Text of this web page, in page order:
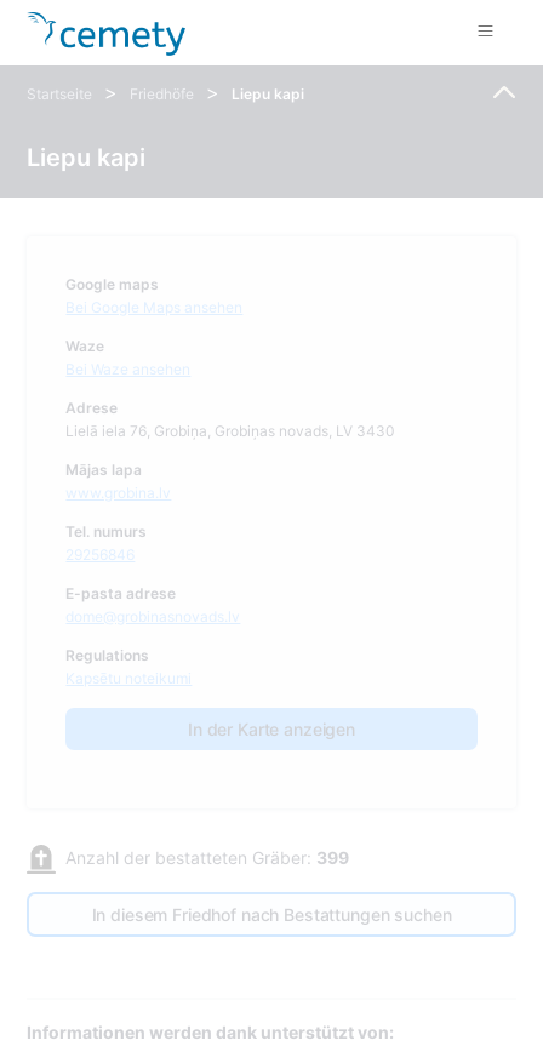
Startseite > Friedhöfe > Liepu kapi
Liepu kapi
Google maps
Bei Google Maps ansehen
Waze
Bei Waze ansehen
Adrese
Lielā iela 76, Grobiņa, Grobiņas novads, LV 3430
Mājas lapa
www.grobina.lv
Tel. numurs
29256846
E-pasta adrese
dome@grobinasnovads.lv
Regulations
Kapsētu noteikumi
In der Karte anzeigen
Anzahl der bestatteten Gräber: 399
In diesem Friedhof nach Bestattungen suchen
Informationen werden dank unterstützt von: